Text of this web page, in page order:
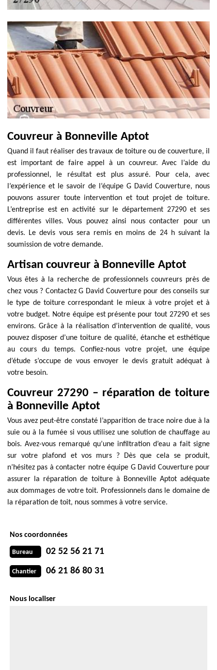
Couvreur à Bonneville Aptot
Quand il faut réaliser des travaux de toiture ou de couverture, il
est important de faire appel à un couvreur. Avec l’aide du
professionnel, le résultat est plus assuré. Pour cela, avec
l’expérience et le savoir de l’équipe G David Couverture, nous
pouvons assurer toute intervention et tout projet de toiture.
L’entreprise est en activité sur le département 27290 et ses
différentes villes. Vous pouvez ainsi nous contacter pour un
devis. Le devis vous sera remis en moins de 24 h suivant la
soumission de votre demande.
Artisan couvreur à Bonneville Aptot
Vous êtes à la recherche de professionnels couvreurs près de
chez vous ? Contactez G David Couverture pour des conseils sur
le type de toiture correspondant le mieux à votre projet et à
votre budget. Notre équipe est présente pour tout 27290 et ses
environs. Grâce à la réalisation d’intervention de qualité, vous
pouvez disposer d’une toiture de qualité, étanche et esthétique
au cours du temps. Confiez-nous votre projet, une équipe
d’étude s’occupe de vous envoyer le devis gratuit adéquat à
votre besoin.
Couvreur 27290 – réparation de toiture
à Bonneville Aptot
Vous avez peut-être constaté l’apparition de trace noire due à la
suie ou à la fumée si vous utilisez une solution de chauffage au
bois. Avez-vous remarqué qu’une infiltration d’eau a fait signe
sur votre plafond et vos murs ? Dès que cela se produit,
n’hésitez pas à contacter notre équipe G David Couverture pour
assurer la réparation de toiture à Bonneville Aptot adéquate
aux dommages de votre toit. Professionnels dans le domaine de
la réparation de toit, nous sommes à votre service.
Nos coordonnées
Bureau 02 52 56 21 71
Chantier 06 21 86 80 31
Nous localiser